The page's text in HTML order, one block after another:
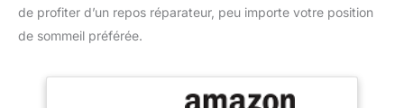
de profiter d’un repos réparateur, peu importe votre position
de sommeil préférée.